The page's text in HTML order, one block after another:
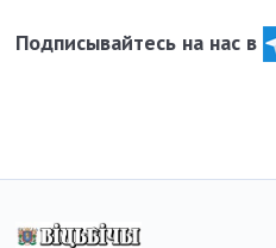
Подписывайтесь на нас в